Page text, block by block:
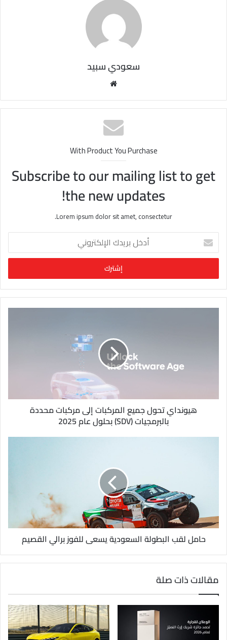
سعودي سبيد
الوي
ب
With Product You Purchase
Subscribe to our mailing list to get
the new updates!
Lorem ipsum dolor sit amet, consectetur.
خ
ب
ر
ي
د
ر
هيونداي تحول جميع المركبات إلى مركبات محددة
بالبرمجيات (SDV) بحلول عام 2025
حامل لقب البطولة السعودية يسعى للفوز برالي القصيم
مقالات ذات صلة